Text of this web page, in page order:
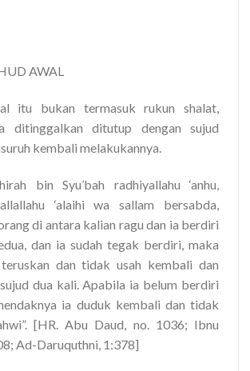
AWAL
itu bukan termasuk rukun shalat,
ditinggalkan ditutup dengan sujud
kembali melakukannya.
bin Syu’bah radhiyallahu ‘anhu,
‘alaihi wa sallam bersabda,
di antara kalian ragu dan ia berdiri
dan ia sudah tegak berdiri, maka
dan tidak usah kembali dan
dua kali. Apabila ia belum berdiri
ia duduk kembali dan tidak
[HR. Abu Daud, no. 1036; Ibnu
Ad-Daruquthni, 1:378]